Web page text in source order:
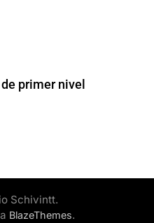
primer nivel
Schivintt.
BlazeThemes.